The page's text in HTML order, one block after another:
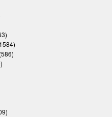
(586)